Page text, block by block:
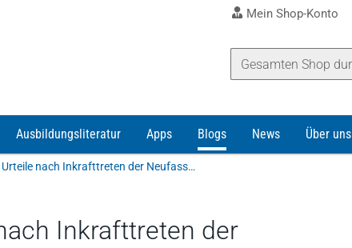
Mein Shop-Konto
Ausbildungsliteratur Apps Blogs News Über uns
Berufung: Fristbeginn für Urteile nach Inkrafttreten der Neufassung des § 317 ZPO
Inkrafttreten der